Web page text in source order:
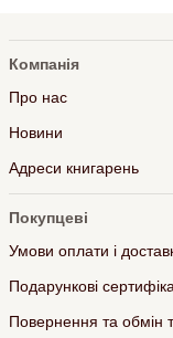
Компанія
Про нас
Новини
Адреси книгарень
Покупцеві
Умови оплати і
Подарункові
Повернення та обмін